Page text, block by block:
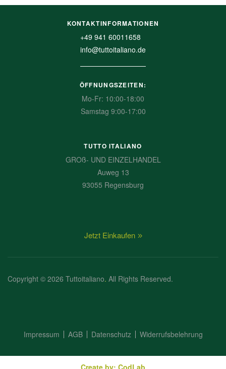
KONTAKTINFORMATIONEN
+49 941 60011658
info@tuttoitaliano.de
ÖFFNUNGSZEITEN:
Mo-Fr: 10:00-18:00
Samstag 9:00-17:00
TUTTO ITALIANO
GROß- UND EINZELHANDEL
Auweg 13
93055 Regensburg
Jetzt Einkaufen
Copyright © 2026 Tuttoitaliano. All Rights Reserved.
Impressum AGB Datenschutz Widerrufsbelehrung
Create by: CodLab